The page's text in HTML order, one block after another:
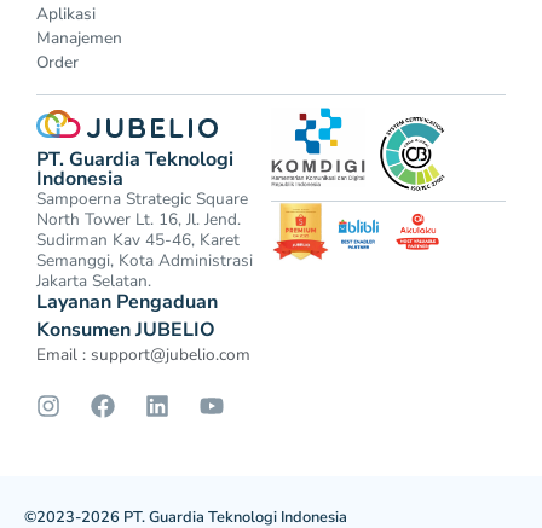
Aplikasi
Manajemen
Order
PT. Guardia Teknologi
Indonesia
Sampoerna Strategic Square
North Tower Lt. 16, Jl. Jend.
Sudirman Kav 45-46, Karet
Semanggi, Kota Administrasi
Jakarta Selatan.
Layanan Pengaduan
Konsumen JUBELIO
Email : support@jubelio.com
©2023-2026 PT. Guardia Teknologi Indonesia